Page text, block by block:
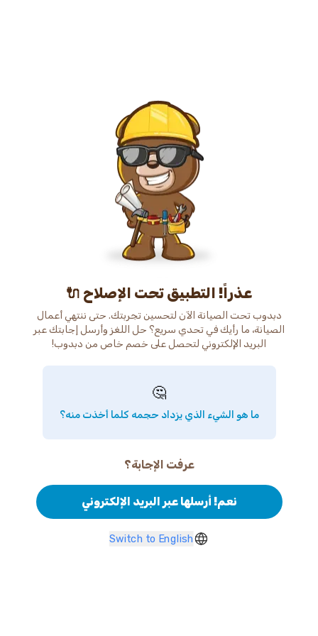
عذراً! التطبيق تحت الإصلاح 🔌
دبدوب تحت الصيانة الآن لتحسين تجربتك. حتى ننتهي أعمال
الصيانة، ما رأيك في تحدي سريع؟ حل اللغز وأرسل إجابتك عبر
البريد الإلكتروني لتحصل على خصم خاص من دبدوب!
🤔
ما هو الشيء الذي يزداد حجمه كلما أخذت منه؟
عرفت الإجابة؟
نعم! أرسلها عبر البريد الإلكتروني
Switch to English